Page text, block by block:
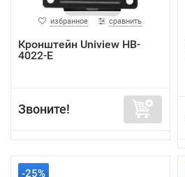
избранное сравнить
Кронштейн Uniview HB-
4022-E
Звоните!
-25%